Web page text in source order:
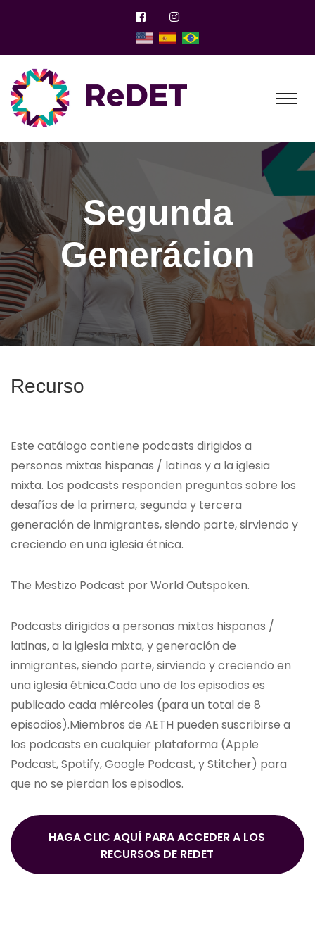
Segunda
Generácion
Recurso
Este catálogo contiene podcasts dirigidos a
personas mixtas hispanas / latinas y a la iglesia
mixta. Los podcasts responden preguntas sobre los
desafíos de la primera, segunda y tercera
generación de inmigrantes, siendo parte, sirviendo y
creciendo en una iglesia étnica.
The Mestizo Podcast por World Outspoken.
Podcasts dirigidos a personas mixtas hispanas /
latinas, a la iglesia mixta, y generación de
inmigrantes, siendo parte, sirviendo y creciendo en
una iglesia étnica.Cada uno de los episodios es
publicado cada miércoles (para un total de 8
episodios).Miembros de AETH pueden suscribirse a
los podcasts en cualquier plataforma (Apple
Podcast, Spotify, Google Podcast, y Stitcher) para
que no se pierdan los episodios.
HAGA CLIC AQUÍ PARA ACCEDER A LOS
RECURSOS DE REDET